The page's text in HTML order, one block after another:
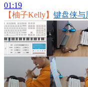
01:19
【柚子Kelly】 键盘侠与